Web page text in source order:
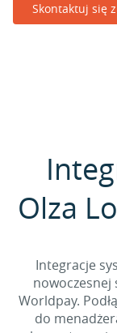
Skontaktuj się
Olza
Integracje
nowoczesnej
Worldpay.
do